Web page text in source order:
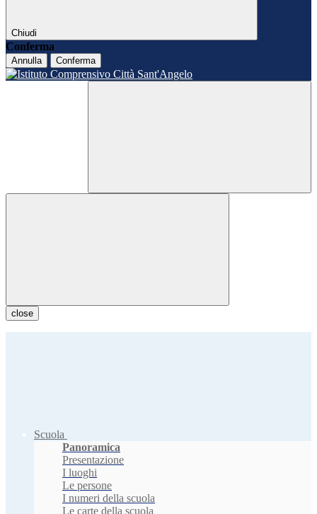
Chiudi
Conferma
Annulla Conferma
close
Scuola
Panoramica
Presentazione
I luoghi
Le persone
I numeri della scuola
Le carte della scuola